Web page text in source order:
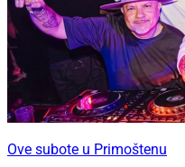
Ove subote u Primoštenu